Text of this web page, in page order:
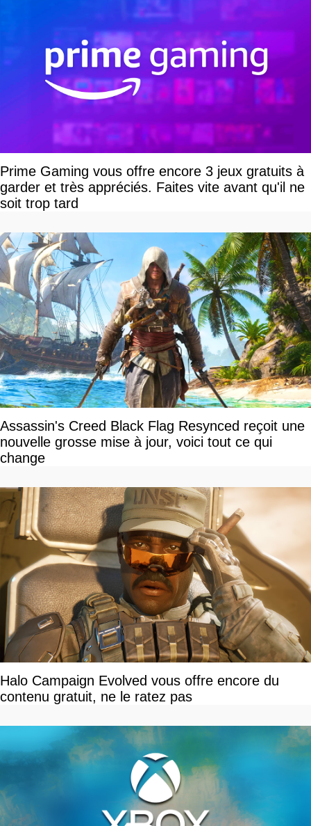
Prime Gaming vous offre encore 3 jeux gratuits à
garder et très appréciés. Faites vite avant qu'il ne
soit trop tard
Assassin's Creed Black Flag Resynced reçoit une
nouvelle grosse mise à jour, voici tout ce qui
change
Halo Campaign Evolved vous offre encore du
contenu gratuit, ne le ratez pas